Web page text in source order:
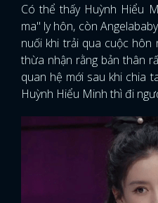
Có thể thấy Huỳnh Hiểu
ma" ly hôn, còn
nuối khi trải qua cuộc hôn
thừa nhận rằng bản thân
quan hệ mới sau khi chia
Huỳnh Hiểu Minh thì đi